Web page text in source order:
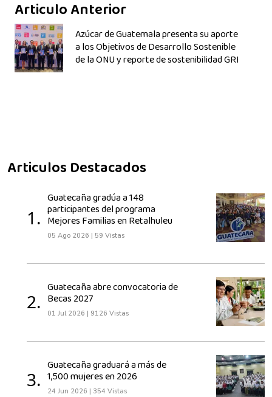
Articulo Anterior
Azúcar de Guatemala presenta su aporte
a los Objetivos de Desarrollo Sostenible
de la ONU y reporte de sostenibilidad GRI
Articulos Destacados
1.
Guatecaña gradúa a 148
participantes del programa
Mejores Familias en Retalhuleu
05 Ago 2026 | 59 Vistas
2.
Guatecaña abre convocatoria de
Becas 2027
01 Jul 2026 | 9126 Vistas
3.
Guatecaña graduará a más de
1,500 mujeres en 2026
24 Jun 2026 | 354 Vistas